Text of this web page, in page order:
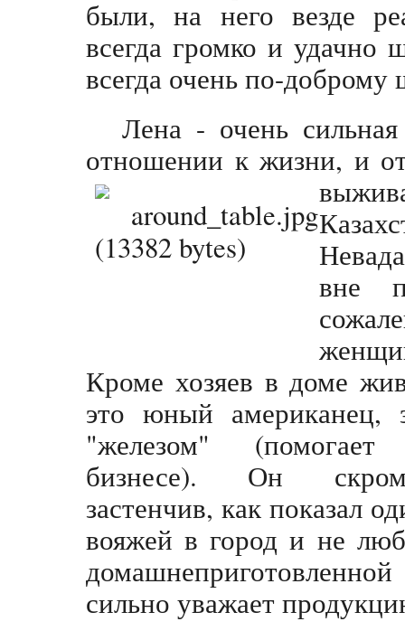
были, на него везде
всегда громко и удачно
всегда очень по-
Лена - очень
отношении к жизни, и
вне
Кроме хозяев в доме
это юный американец,
"железом"
бизнесе). Он
застенчив, как показал
вояжей в город и не
сильно уважает